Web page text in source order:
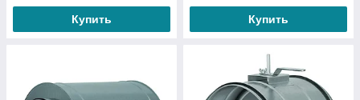
Преимущества работы с нашей
Купить Купить